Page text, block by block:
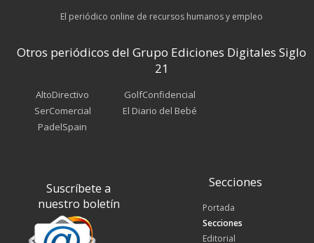
El periódico online de recursos humanos y empleo
Otros periódicos del Grupo Ediciones Digitales Siglo
21
AltoDirectivo
SerComercial
PadelSpain
GolfConfidencial
El Diario del Bebé
Suscríbete a
nuestro boletín
Secciones
Portada
Secciones
Editorial